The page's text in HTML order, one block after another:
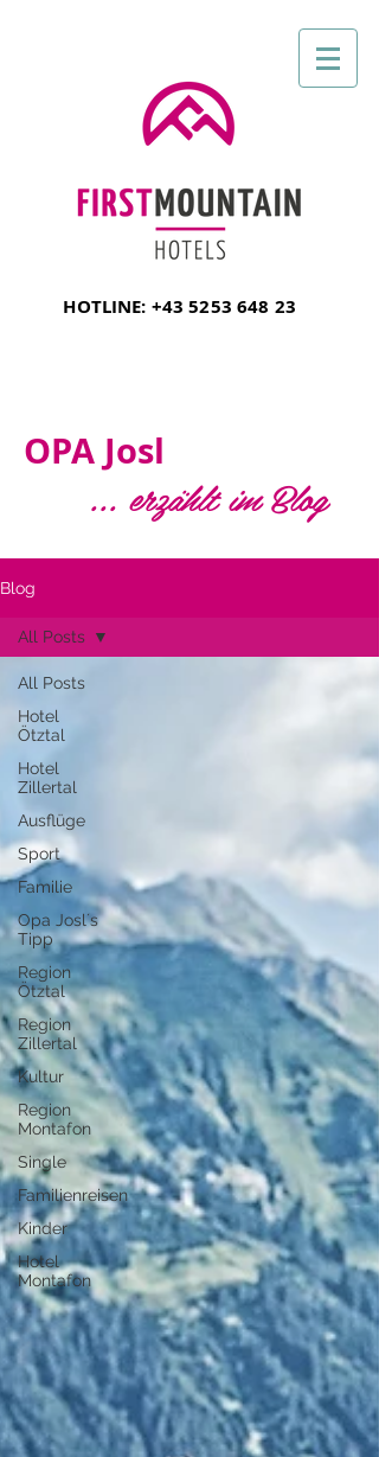
HOTLINE: +43 5253 648 23
OPA Josl
... erzählt im Blog
Blog
All Posts
Hotel
Ötztal
Hotel
Zillertal
Ausflüge
Sport
Familie
Opa Josl´s
Tipp
Region
Ötztal
Region
Zillertal
Kultur
Region
Montafon
Single
Familienreisen
Kinder
Hotel
Montafon
All Posts